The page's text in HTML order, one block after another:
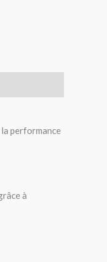
performance
à